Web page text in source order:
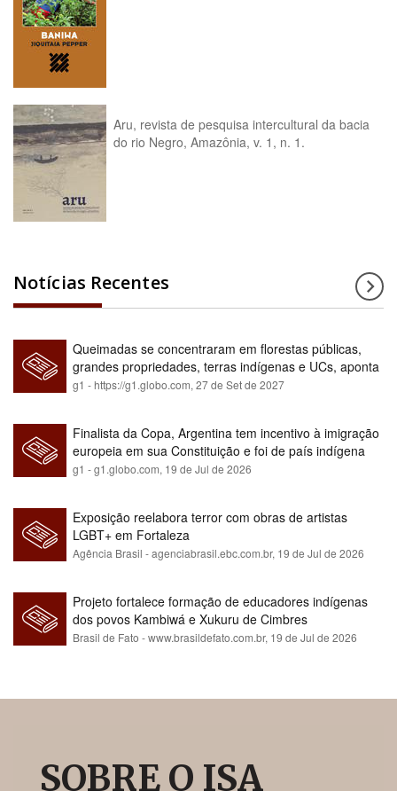
Aru, revista de pesquisa intercultural da bacia
do rio Negro, Amazônia, v. 1, n. 1.
Notícias Recentes
Queimadas se concentraram em florestas públicas,
grandes propriedades, terras indígenas e UCs, aponta
relatório
g1 - https://g1.globo.com,27 de Set de 2027
Finalista da Copa, Argentina tem incentivo à imigração
europeia em sua Constituição e foi de país indígena
para maioria branca
g1 - g1.globo.com, 19 de Jul de 2026
Exposição reelabora terror com obras de artistas
LGBT+ em Fortaleza
Agência Brasil - agenciabrasil.ebc.com.br, 19 de Jul de 2026
Projeto fortalece formação de educadores indígenas
dos povos Kambiwá e Xukuru de Cimbres
Brasil de Fato - www.brasildefato.com.br, 19 de Jul de 2026
SOBRE O ISA